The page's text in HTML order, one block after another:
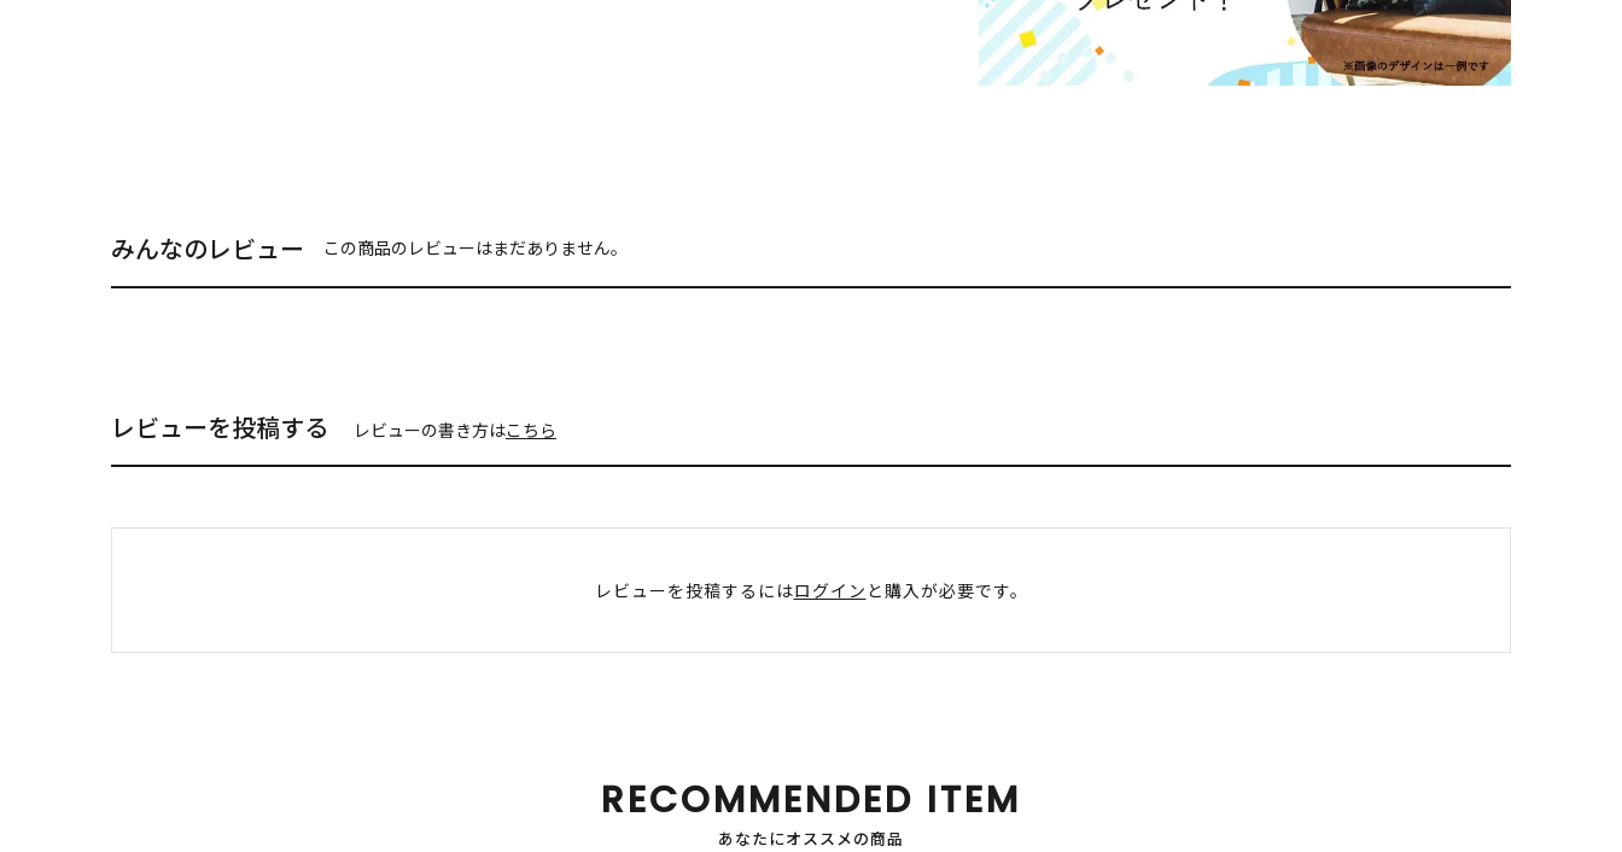
みんなのレビュー この商品のレビューはまだありません。
レビューを投稿する レビューの書き方はこちら
レビューを投稿するにはログイン と購入が必要です。
RECOMMENDED ITEM
あなたにオススメの商品